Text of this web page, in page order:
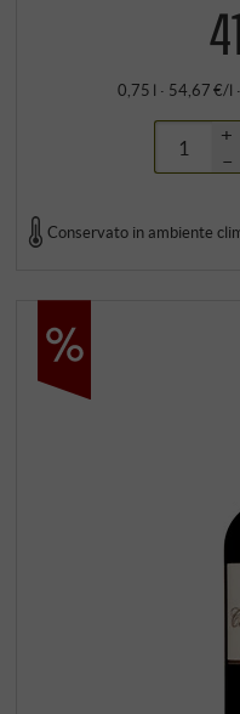
0,75 l · 54,67 €/l ·
+
–
Conservato in ambiente